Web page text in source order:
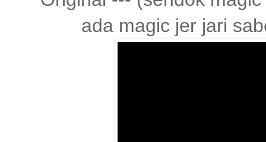
ada magic jer jari